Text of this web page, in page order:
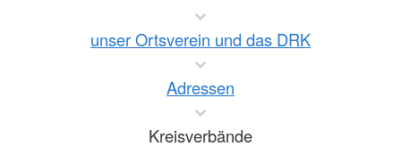
unser Ortsverein und das DRK
Adressen
Kreisverbände